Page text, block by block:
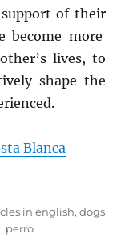
of their
become more
lives, to
shape the
Blanca
in english,dogs
, perro